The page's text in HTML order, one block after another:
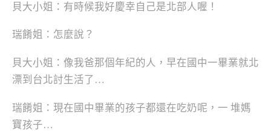
貝大小姐：有時候我好慶幸自己是北部人喔！
瑞餚姐：怎麼說？
貝大小姐：像我爸那個年紀的人，早在國中一畢業就北
漂到台北討生活了…
瑞餚姐：現在國中畢業的孩子都還在吃奶呢，一 堆媽
寶孩子…